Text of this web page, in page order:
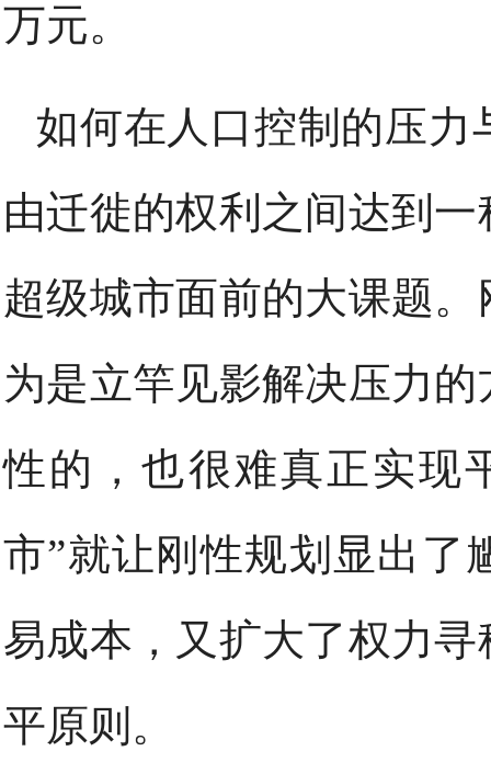
万元。
如何在人口控制的压
由迁徙的权利之间达到
超级城市面前的大课题
为是立竿见影解决压力
性的，也很难真正实现
市”就让刚性规划显出
易成本，又扩大了权力
平原则。